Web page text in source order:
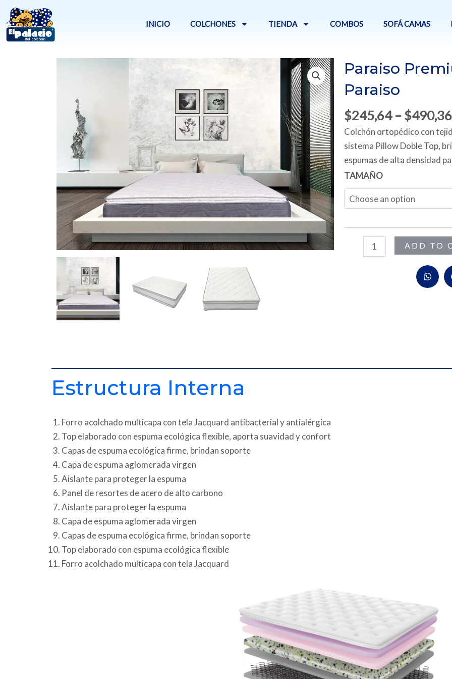
contenido
INICIO COLCHONES TIENDA COMBOS SOFÁ CAMAS
Paraiso
Paraiso
$245,64– $490,36
Colchón ortopédico con
sistema Pillow Doble Top,
espumas de alta densidad
TAMAÑO
Paraiso
Premium
Doble
-
Paraiso
quantity
ADD TO
Estructura Interna
Forro acolchado multicapa con tela Jacquard antibacterial y antialérgica
Top elaborado con espuma ecológica flexible, aporta suavidad y confort
Capas de espuma ecológica firme, brindan soporte
Capa de espuma aglomerada virgen
Aislante para proteger la espuma
Panel de resortes de acero de alto carbono
Aislante para proteger la espuma
Capa de espuma aglomerada virgen
Capas de espuma ecológica firme, brindan soporte
Top elaborado con espuma ecológica flexible
Forro acolchado multicapa con tela Jacquard